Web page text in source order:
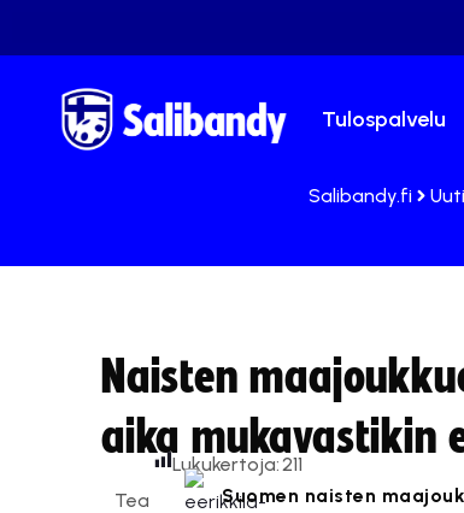
Tulospalvelu
Salibandy.fi
Naisten
aika mukavastikin
Tea
Lukukertoja:211
Suomen naisten